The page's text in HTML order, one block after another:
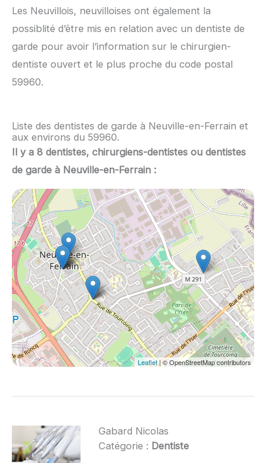
Les Neuvillois, neuvilloises ont également la
possiblité d’être mis en relation avec un dentiste de
garde pour avoir l’information sur le chirurgien-
dentiste ouvert et le plus proche du code postal
59960.
Liste des dentistes de garde à Neuville-en-Ferrain et
aux environs du 59960.
Il y a 8 dentistes, chirurgiens-dentistes ou dentistes
de garde à Neuville-en-Ferrain :
Leaflet| © OpenStreetMap contributors
Gabard Nicolas
Catégorie : Dentiste